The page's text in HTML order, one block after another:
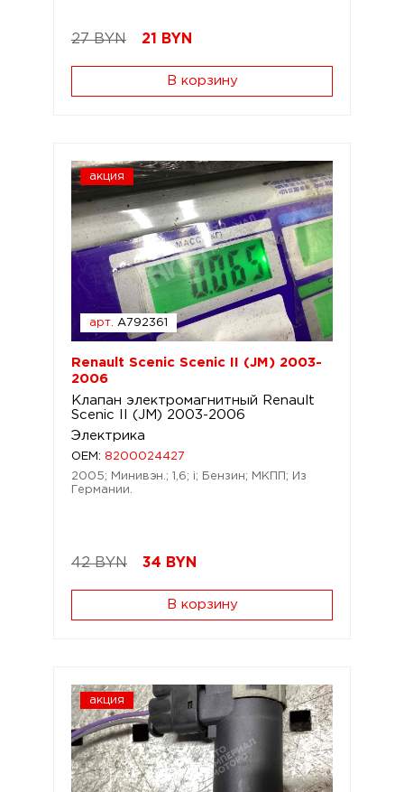
27 BYN 21 BYN
В корзину
акция
арт. A792361
Renault Scenic Scenic II (JM) 2003-
2006
Клапан электромагнитный Renault
Scenic II (JM) 2003-2006
Электрика
OEM: 8200024427
2005; Минивэн.; 1,6; i; Бензин; МКПП; Из
Германии.
42 BYN 34 BYN
В корзину
акция